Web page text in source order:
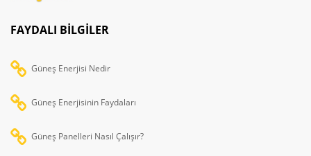
FAYDALI BILGILER
Güneş Enerjisi Nedir
Güneş Enerjisinin Faydaları
Güneş Panelleri Nasıl Çalışır?